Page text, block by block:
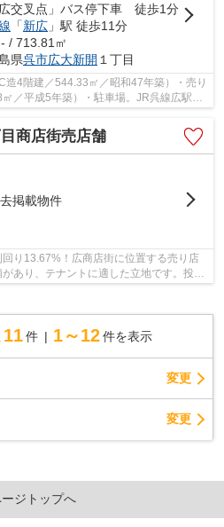
広交叉点」バス停下車 徒歩1分
「新広 」駅 徒歩11分
/ 713.81㎡
県呉市広大新開 １丁目
造4階建／544.33㎡／昭和47年築）・売り
／平成5年築）・駐車場。JR呉線広駅か
東広島呉道路阿賀I...
商店街売店舗
掲載物件
り13.67%！広商店街に位置する売り店
あり、テナントに適した立地です。投資
く！
11 件 1～12 件を表示
変更
変更
ジトップへ